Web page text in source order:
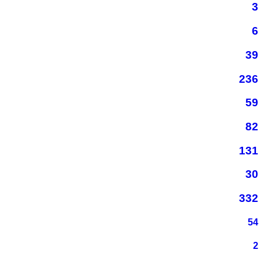
3
6
39
236
59
82
131
30
332
54
2